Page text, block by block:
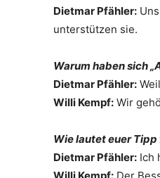
Dietmar Pfähler:
unterstützen sie.
Warum haben sich
Dietmar Pfähler:
Willi Kempf: Wir
Wie lautet euer
Dietmar Pfähler: Ich
Willi Kempf: Der